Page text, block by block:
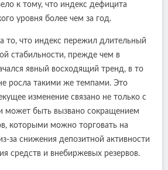
к тому, что индекс дефицита
уровня более чем за год.
то, что индекс пережил длительный
стабильности, прежде чем в
явный восходящий тренд, в то
росла такими же темпами. Это
изменение связано не только с
может быть вызвано сокращением
которыми можно торговать на
за снижения депозитной активности
средств и внебиржевых резервов.